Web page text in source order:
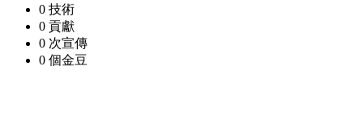
0 技術
0 貢獻
0 次宣傳
0 個金豆